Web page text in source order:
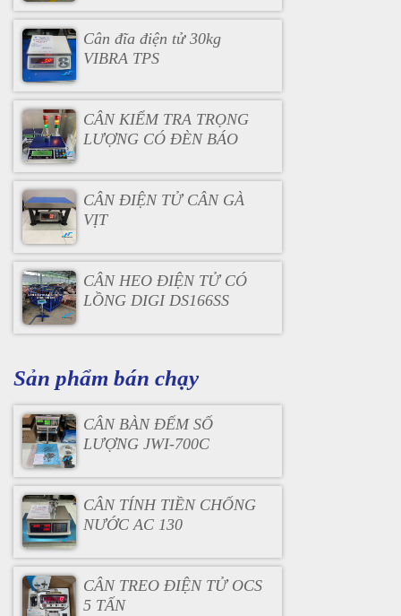
Cân đĩa điện tử 30kg
VIBRA TPS
CÂN KIỂM TRA TRỌNG
LƯỢNG CÓ ĐÈN BÁO
CÂN ĐIỆN TỬ CÂN GÀ
VỊT
CÂN HEO ĐIỆN TỬ CÓ
LỒNG DIGI DS166SS
Sản phẩm bán chạy
CÂN BÀN ĐẾM SỐ
LƯỢNG JWI-700C
CÂN TÍNH TIỀN CHỐNG
NƯỚC AC 130
CÂN TREO ĐIỆN TỬ OCS
5 TẤN